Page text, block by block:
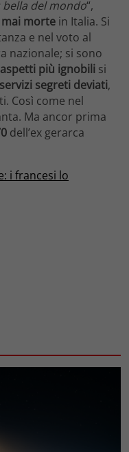
bella del mondo“,
mai morte in Italia. Si
e nel voto al
nazionale; si sono
aspetti più ignobili si
servizi segreti deviati,
Così come nel
Ma ancor prima
dell’ex gerarca
i francesi lo